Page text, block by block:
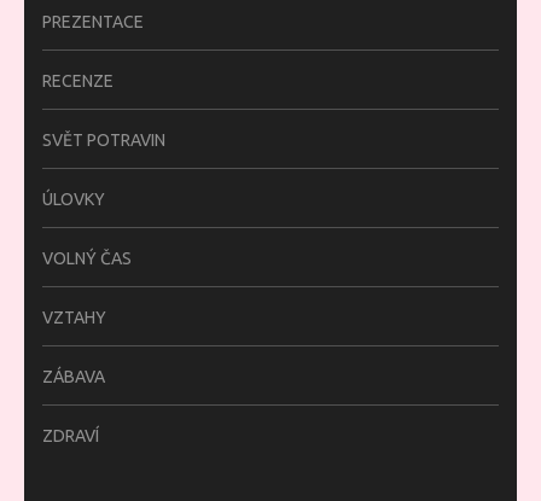
PREZENTACE
RECENZE
SVĚT POTRAVIN
ÚLOVKY
VOLNÝ ČAS
VZTAHY
ZÁBAVA
ZDRAVÍ